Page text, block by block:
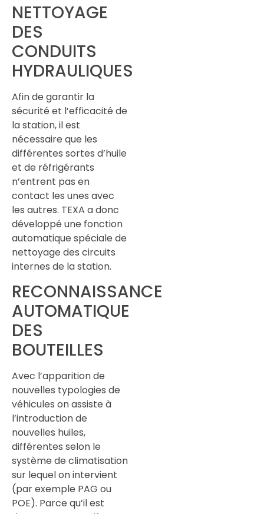
NETTOYAGE
DES
CONDUITS
HYDRAULIQUES
Afin de garantir la
sécurité et l’efficacité de
la station, il est
nécessaire que les
différentes sortes d’huile
et de réfrigérants
n’entrent pas en
contact les unes avec
les autres. TEXA a donc
développé une fonction
automatique spéciale de
nettoyage des circuits
internes de la station.
RECONNAISSANCE
AUTOMATIQUE
DES
BOUTEILLES
Avec l’apparition de
nouvelles typologies de
véhicules on assiste à
l’introduction de
nouvelles huiles,
différentes selon le
système de climatisation
sur lequel on intervient
(par exemple PAG ou
POE). Parce qu’il est